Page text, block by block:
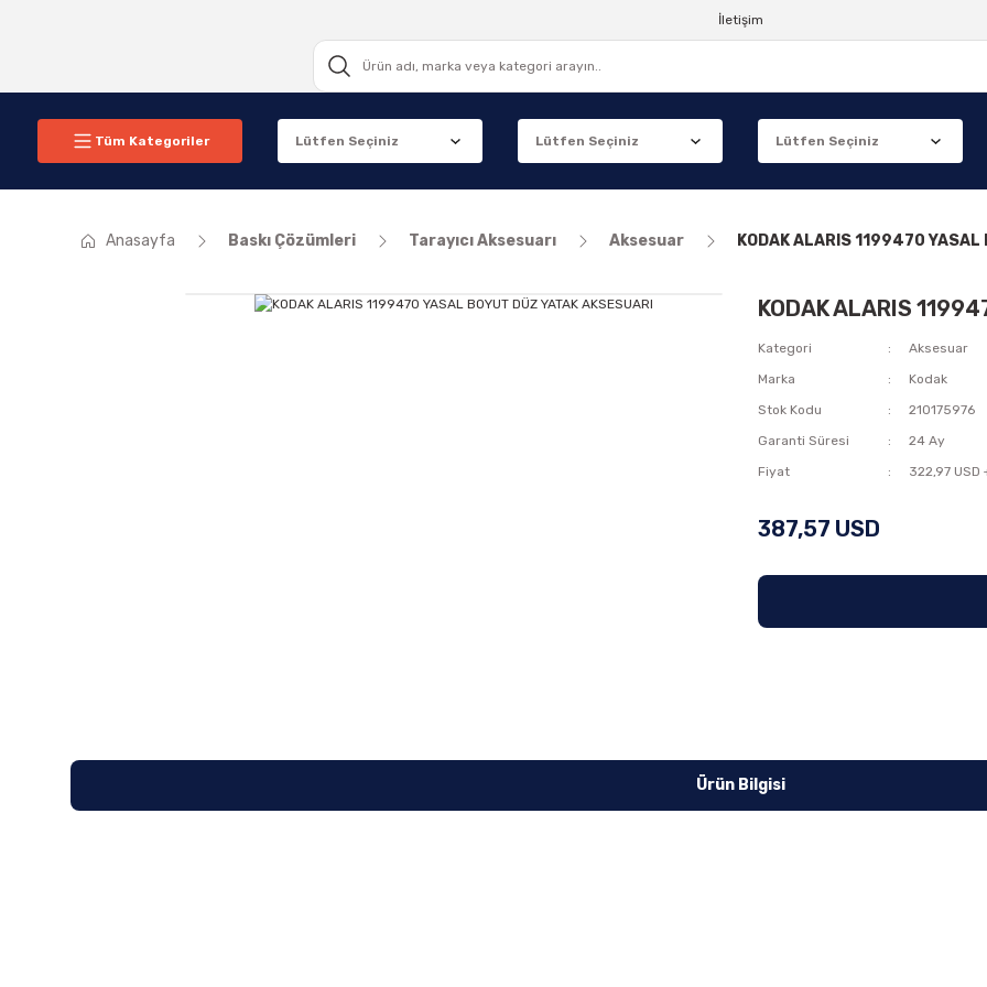
İletişim
Tüm Kategoriler
Anasayfa Baskı Çözümleri Tarayıcı Aksesuarı Aksesuar KODAK ALARIS 1199470 YASAL
KODAK ALARIS
Kategori
Aksesuar
Marka
Kodak
Stok Kodu
210175976
Garanti Süresi
24 Ay
Fiyat
322,97 USD
387,57 USD
Ürün Bilgisi